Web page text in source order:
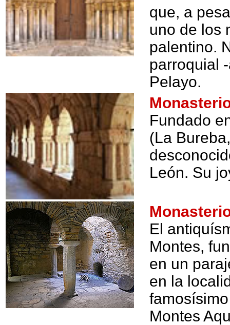
que, a
uno de los
palentino.
parroquial
Pelayo.
Fundado
(La
León. Su
El
Montes,
en un
en la
Montes